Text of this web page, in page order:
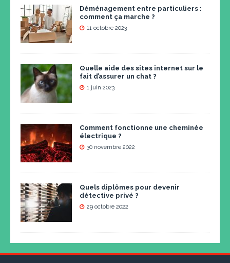
Déménagement entre particuliers :
comment ça marche ?
11 octobre 2023
Quelle aide des sites internet sur le
fait d’assurer un chat ?
1 juin 2023
Comment fonctionne une cheminée
électrique ?
30 novembre 2022
Quels diplômes pour devenir
détective privé ?
29 octobre 2022